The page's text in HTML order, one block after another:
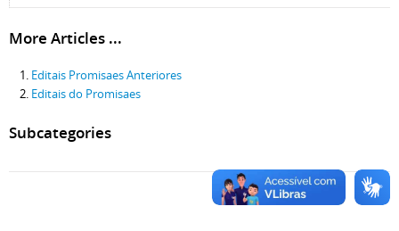
More Articles ...
Editais Promisaes Anteriores
Editais do Promisaes
Subcategories